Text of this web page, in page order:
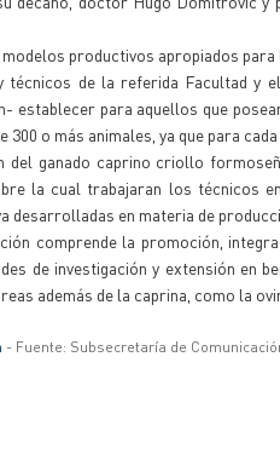
productivos apropiados
de la referida Facultad y
establecer para aquellos que
300 o más animales, ya que para
ganado caprino criollo
la cual trabajaran los técnicos
desarrolladas en materia de
comprende la promoción,
de investigación y extensión en
además de la caprina, como la
- Fuente: Subsecretaría de